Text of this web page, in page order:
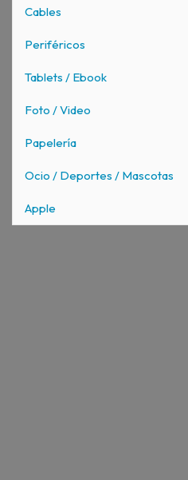
Cables
Periféricos
Tablets / Ebook
Foto / Video
Papelería
Ocio / Deportes / Mascotas
Apple